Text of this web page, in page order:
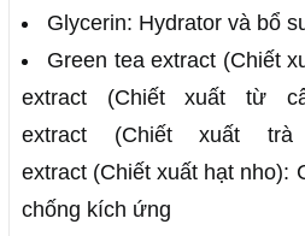
Glycerin: Hydrator và bổ
Green tea extract (Chiết
extract (Chiết xuất từ
extract (Chiết xuất
extract (Chiết xuất hạt nho):
chống kích ứng